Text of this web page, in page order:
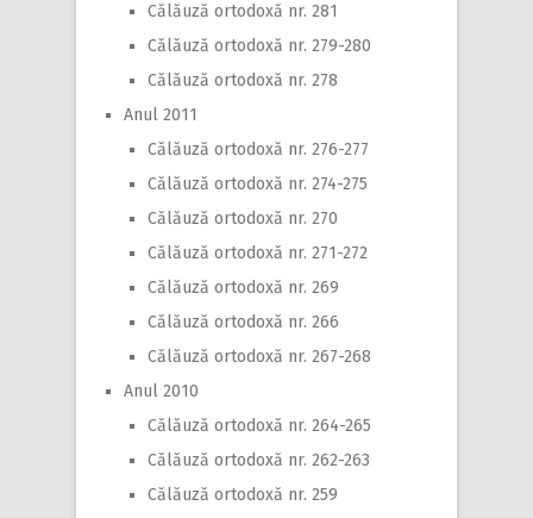
Călăuză ortodoxă nr. 281
Călăuză ortodoxă nr. 279-280
Călăuză ortodoxă nr. 278
Anul 2011
Călăuză ortodoxă nr. 276-277
Călăuză ortodoxă nr. 274-275
Călăuză ortodoxă nr. 270
Călăuză ortodoxă nr. 271-272
Călăuză ortodoxă nr. 269
Călăuză ortodoxă nr. 266
Călăuză ortodoxă nr. 267-268
Anul 2010
Călăuză ortodoxă nr. 264-265
Călăuză ortodoxă nr. 262-263
Călăuză ortodoxă nr. 259